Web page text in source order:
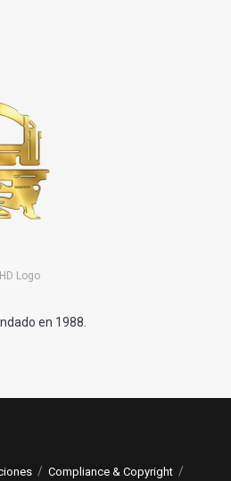
Logo
en 1988.
Compliance & Copyright